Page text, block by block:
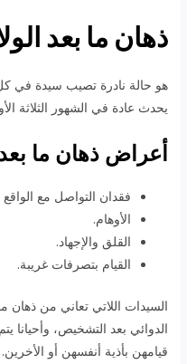
ذهان ما بعد
هو حالة نادرة تصيب سيدة في
يحدث عادة في الشهور الثلاثة
أعراض ذهان ما بعد
فقدان التواصل مع
الأوهام.
القلق والإجهاد.
القيام بتصرفات غريبة.
السيدات اللاتي تعاني من ذهان
الدوائي بعد التشخيص، وأحيانا
قيامهن بأذية أنفسهن أو الأخرين.